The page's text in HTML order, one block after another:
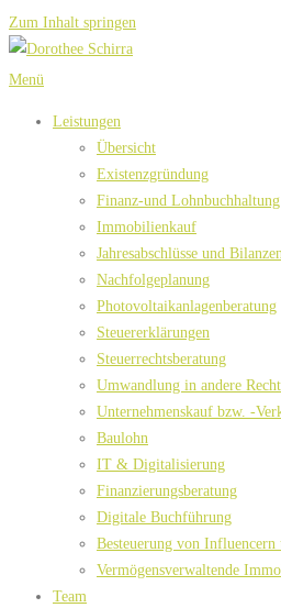
Zum Inhalt springen
Menü
Leistungen
Übersicht
Existenzgründung
Finanz-und Lohnbuchhaltung
Immobilienkauf
Jahresabschlüsse und
Nachfolgeplanung
Photovoltaikanlagenberatung
Steuererklärungen
Steuerrechtsberatung
Umwandlung in andere
Unternehmenskauf bzw. -
Baulohn
IT & Digitalisierung
Finanzierungsberatung
Digitale Buchführung
Besteuerung von
Vermögensverwaltende
Team